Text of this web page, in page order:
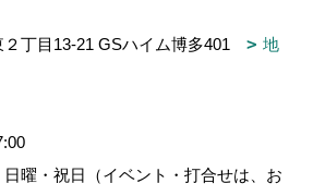
丁目13-21 GSハイム博多401
地
日曜・祝日（イベント・打合せは、お